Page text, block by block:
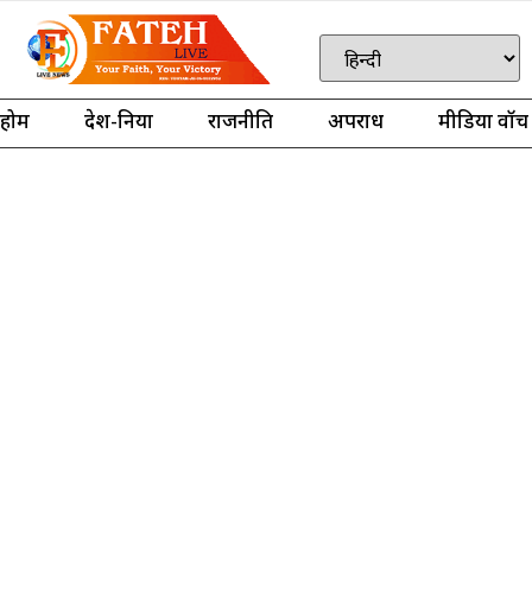
होम देश-दुनिया राजनीति अपराध मीडिया वॉच